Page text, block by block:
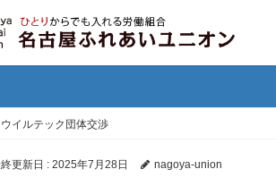
ウイルテック団体交渉
更新日 : 2025年7月28日 nagoya-union